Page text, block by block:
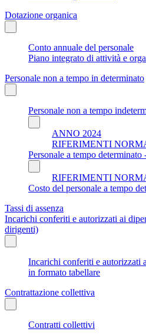
Dotazione organica
Conto annuale del personale
Piano integrato di attività e
Personale non a tempo in determinato
Personale non a tempo
ANNO 2024
RIFERIMENTI
Personale a tempo
RIFERIMENTI
Costo del personale a tempo
Tassi di assenza
Incarichi conferiti e autorizzati ai
dirigenti)
Incarichi conferiti e autorizzati
in formato tabellare
Contrattazione collettiva
Contratti collettivi